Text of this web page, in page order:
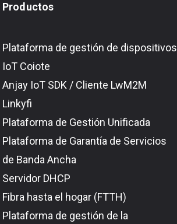
Productos
Plataforma de gestión de dispositivos
IoT Coiote
Anjay IoT SDK / Cliente LwM2M
Linkyfi
Plataforma de Gestión Unificada
Plataforma de Garantía de Servicios
de Banda Ancha
Servidor DHCP
Fibra hasta el hogar (FTTH)
Plataforma de gestión de la